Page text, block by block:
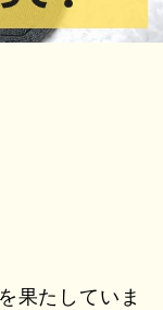
果たしていま